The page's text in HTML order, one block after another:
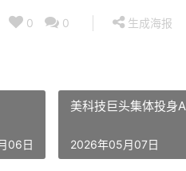
0 0 生成海报
06日
美科技巨头集体投身
2026年05月07日